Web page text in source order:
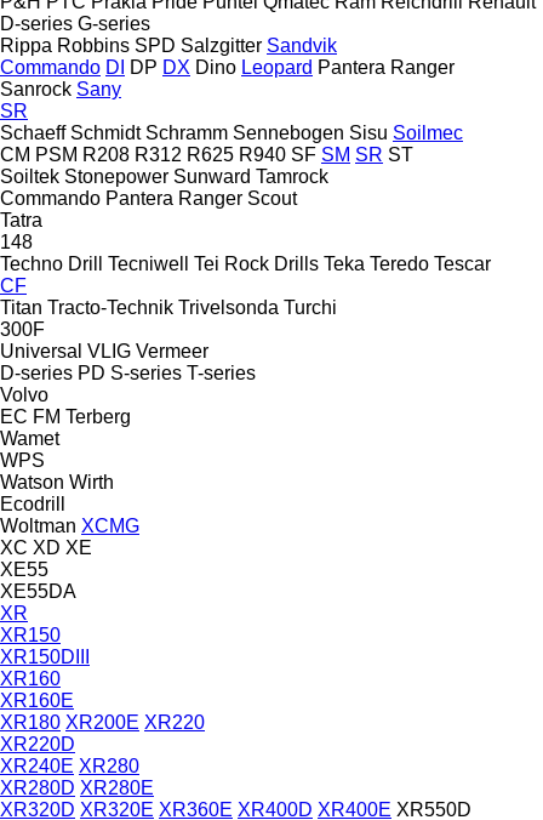
D-series G-series
Rippa Robbins SPD Salzgitter Sandvik
Commando DI DP DX Dino Leopard Pantera Ranger
Sanrock Sany
SR
Schaeff Schmidt Schramm Sennebogen Sisu Soilmec
CM PSM R208 R312 R625 R940 SF SM SR ST
Soiltek Stonepower Sunward Tamrock
Commando Pantera Ranger Scout
Tatra
148
Techno Drill
Tecniwell Tei Rock Drills Teka Teredo Tescar
CF
Titan Tracto-Technik Trivelsonda Turchi
300F
Universal VLIG Vermeer
D-series PD S-series T-series
Volvo
EC FM Terberg
Wamet
WPS
Watson Wirth
Ecodrill
Woltman XCMG
XC XD XE
XE55
XE55DA
XR
XR150
XR150DIII
XR160
XR160E
XR180 XR200E XR220
XR220D
XR240E XR280
XR280D XR280E
XR320D XR320E XR360E XR400D XR400E XR550D